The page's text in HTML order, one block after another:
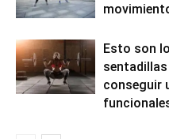
Esto son
sentadillas
conseguir